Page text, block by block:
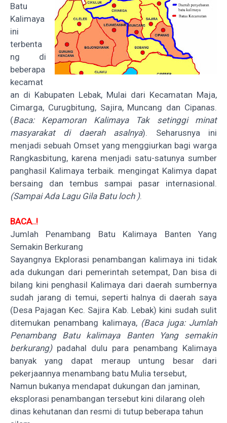
Batu
Kalimaya
ini
terbenta
ng di
beberapa
kecamat
an di Kabupaten Lebak, Mulai dari Kecamatan Maja,
Cimarga, Curugbitung, Sajira, Muncang dan Cipanas.
(Baca: Kepamoran Kalimaya Tak setinggi minat
masyarakat di daerah asalnya). Seharusnya ini
menjadi sebuah Omset yang menggiurkan bagi warga
Rangkasbitung, karena menjadi satu-satunya sumber
panghasil Kalimaya terbaik. mengingat Kalimya dapat
bersaing dan tembus sampai pasar internasional.
(SampaiAda Lagu Gila Batu loch).
BACA..!
Jumlah Penambang Batu Kalimaya Banten Yang
Semakin Berkurang
Sayangnya Ekplorasi penambangan kalimaya ini tidak
ada dukungan dari pemerintah setempat, Dan bisa di
bilang kini penghasil Kalimaya dari daerah sumbernya
sudah jarang di temui, seperti halnya di daerah saya
(Desa Pajagan Kec. Sajira Kab. Lebak) kini sudah sulit
ditemukan penambang kalimaya, (Baca juga: Jumlah
Penambang Batu kalimaya Banten Yang semakin
berkurang)padahal dulu para penambang Kalimaya
banyak yang dapat meraup untung besar dari
pekerjaannya menambang batu Mulia tersebut,
Namun bukanya mendapat dukungan dan jaminan,
eksplorasi penambangan tersebut kini dilarang oleh
dinas kehutanan dan resmi di tutup beberapa tahun